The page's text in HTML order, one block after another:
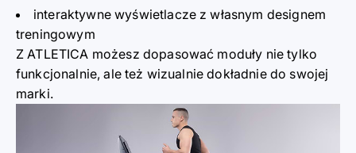
interaktywne wyświetlacze z własnym designem
treningowym
Z ATLETICA możesz dopasować moduły nie tylko
funkcjonalnie, ale też wizualnie dokładnie do swojej
marki.